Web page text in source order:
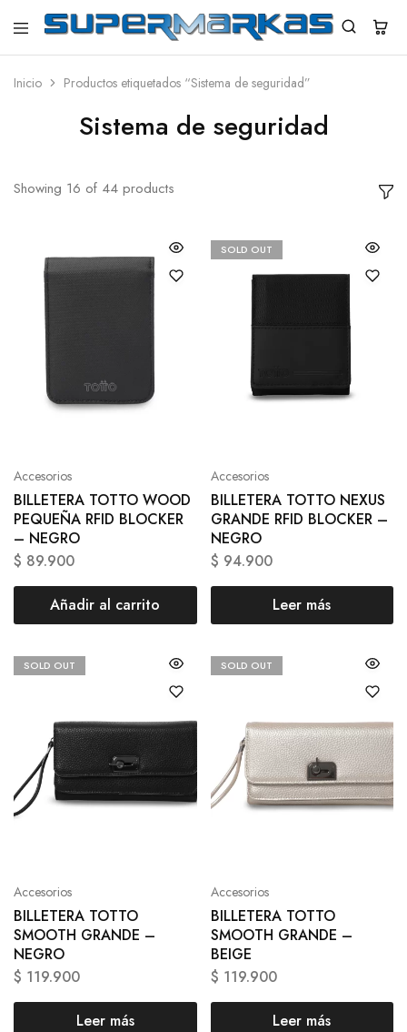
SuperMarkas
Ropa
con
Inicio Productos etiquetados “Sistema de seguridad”
Sistema de seguridad
Showing 16 of 44 products
Accesorios
BILLETERA TOTTO WOOD
PEQUEÑA RFID BLOCKER
– NEGRO
$ 89.900
Añadir al carrito
SOLD OUT
Accesorios
BILLETERA TOTTO NEXUS
GRANDE RFID BLOCKER –
NEGRO
$ 94.900
Leer más
SOLD OUT
Accesorios
BILLETERA TOTTO
SMOOTH GRANDE –
NEGRO
$ 119.900
Leer más
SOLD OUT
Accesorios
BILLETERA TOTTO
SMOOTH GRANDE –
BEIGE
$ 119.900
Leer más